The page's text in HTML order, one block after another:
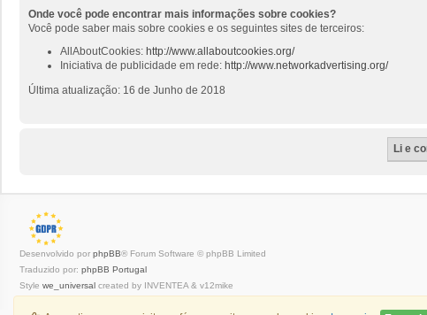
Onde você pode encontrar mais informações sobre cookies?
Você pode saber mais sobre cookies e os seguintes sites de terceiros:
AllAboutCookies: http://www.allaboutcookies.org/
Iniciativa de publicidade em rede: http://www.networkadvertising.org/
Última atualização: 16 de Junho de 2018
Desenvolvido por phpBB® Forum Software © phpBB Limited
Traduzido por: phpBB Portugal
Style we_universal created by INVENTEA & v12mike